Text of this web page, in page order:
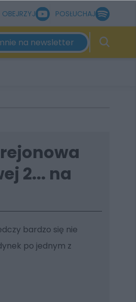
OBEJRZYJ POSŁUCHAJ
na newsletter
2... na
bardzo się nie
po jednym z